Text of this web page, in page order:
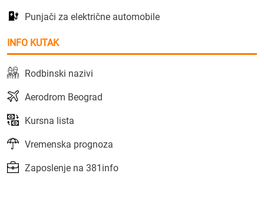
Punjači za električne automobile
INFO KUTAK
Rodbinski nazivi
Aerodrom Beograd
Kursna lista
Vremenska prognoza
Zaposlenje na 381info